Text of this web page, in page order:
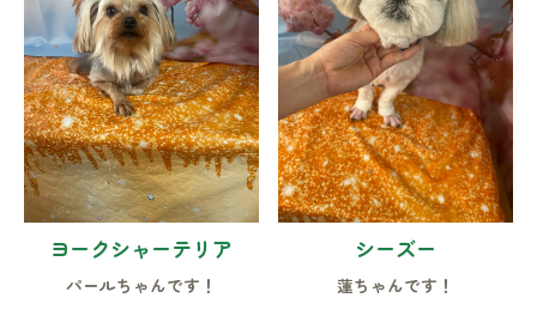
ヨークシャーテリア
パールちゃんです！
シーズー
蓮ちゃんです！